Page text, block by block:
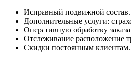
Исправный подвижной состав.
Дополнительные услуги:
Оперативную обработку
Отслеживание расположение
Скидки постоянным клиентам.